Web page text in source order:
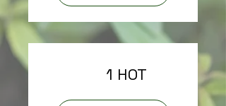
1 HOT